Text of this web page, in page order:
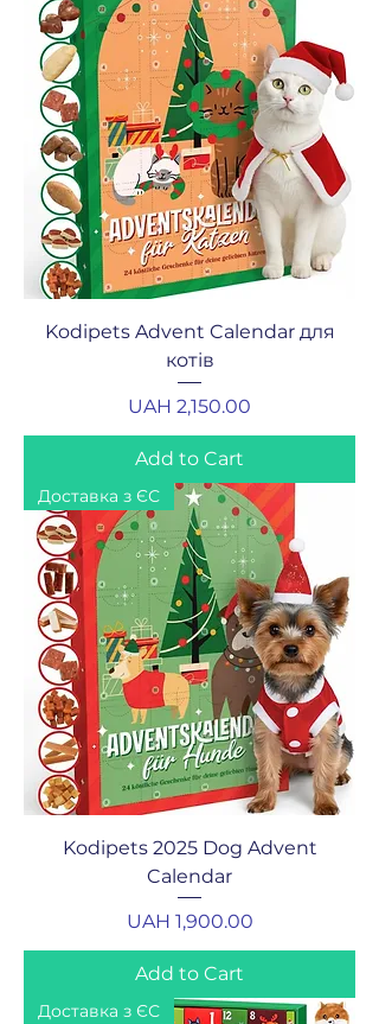
Kodipets Advent Calendar для
котів
Price
UAH 2,150.00
Add to Cart
Доставка з ЄС
Kodipets 2025 Dog Advent
Calendar
Price
UAH 1,900.00
Add to Cart
Доставка з ЄС